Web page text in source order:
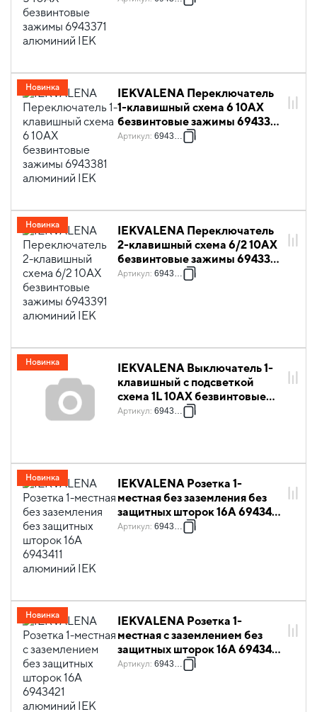
IEKVALENA Переключатель
1-клавишный схема 6 10АХ
безвинтовые зажимы 6943381
алюминий IEK
Артикул: 6943381
Новинка
IEKVALENA Переключатель
2-клавишный схема 6/2 10АХ
безвинтовые зажимы 6943391
алюминий IEK
Артикул: 6943391
Новинка
IEKVALENA Выключатель 1-
клавишный с подсветкой
схема 1L 10АХ безвинтовые
зажимы 6943401 алюминий
Артикул: 6943401
Новинка
IEKVALENA Розетка 1-
местная без заземления без
защитных шторок 16А 6943411
алюминий IEK
Артикул: 6943411
Новинка
IEKVALENA Розетка 1-
местная с заземлением без
защитных шторок 16А 6943421
алюминий IEK
Артикул: 6943421
Новинка